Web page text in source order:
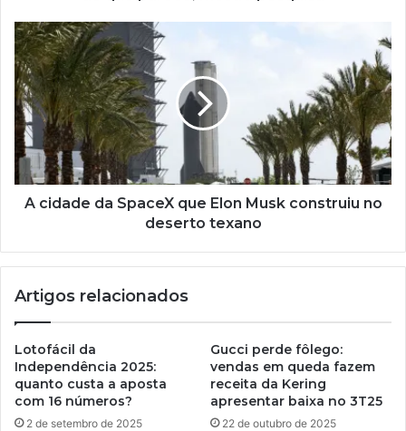
A cidade da SpaceX que Elon Musk construiu no
deserto texano
Artigos relacionados
Lotofácil da
Independência 2025:
quanto custa a aposta
com 16 números?
2 de setembro de 2025
Gucci perde fôlego:
vendas em queda fazem
receita da Kering
apresentar baixa no 3T25
22 de outubro de 2025